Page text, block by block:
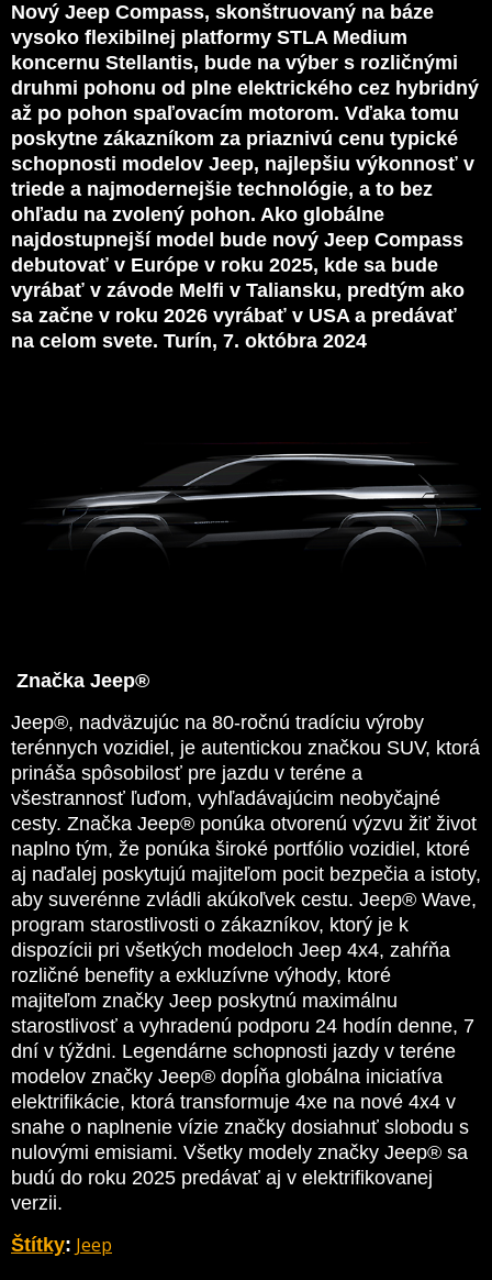
Nový Jeep Compass, skonštruovaný na báze
vysoko flexibilnej platformy STLA Medium
koncernu Stellantis, bude na výber s rozličnými
druhmi pohonu od plne elektrického cez hybridný
až po pohon spaľovacím motorom. Vďaka tomu
poskytne zákazníkom za priaznivú cenu typické
schopnosti modelov Jeep, najlepšiu výkonnosť v
triede a najmodernejšie technológie, a to bez
ohľadu na zvolený pohon. Ako globálne
najdostupnejší model bude nový Jeep Compass
debutovať v Európe v roku 2025, kde sa bude
vyrábať v závode Melfi v Taliansku, predtým ako
sa začne v roku 2026 vyrábať v USA a predávať
na celom svete. Turín, 7. októbra 2024
Značka Jeep®
Jeep®, nadväzujúc na 80-ročnú tradíciu výroby
terénnych vozidiel, je autentickou značkou SUV, ktorá
prináša spôsobilosť pre jazdu v teréne a
všestrannosť ľuďom, vyhľadávajúcim neobyčajné
cesty. Značka Jeep® ponúka otvorenú výzvu žiť život
naplno tým, že ponúka široké portfólio vozidiel, ktoré
aj naďalej poskytujú majiteľom pocit bezpečia a istoty,
aby suverénne zvládli akúkoľvek cestu. Jeep® Wave,
program starostlivosti o zákazníkov, ktorý je k
dispozícii pri všetkých modeloch Jeep 4x4, zahŕňa
rozličné benefity a exkluzívne výhody, ktoré
majiteľom značky Jeep poskytnú maximálnu
starostlivosť a vyhradenú podporu 24 hodín denne, 7
dní v týždni. Legendárne schopnosti jazdy v teréne
modelov značky Jeep® dopĺňa globálna iniciatíva
elektrifikácie, ktorá transformuje 4xe na nové 4x4 v
snahe o naplnenie vízie značky dosiahnuť slobodu s
nulovými emisiami. Všetky modely značky Jeep® sa
budú do roku 2025 predávať aj v elektrifikovanej
verzii.
Štítky: Jeep